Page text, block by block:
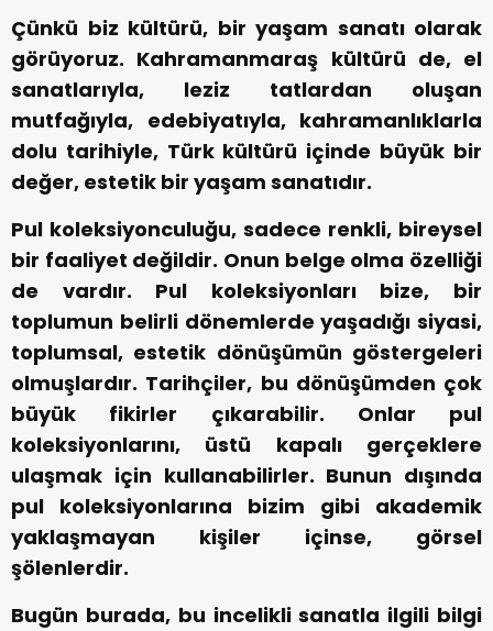
Çünkü biz kültürü, bir yaşam sanatı olarak
görüyoruz. Kahramanmaraş kültürü de, el
sanatlarıyla, leziz tatlardan oluşan
mutfağıyla, edebiyatıyla, kahramanlıklarla
dolu tarihiyle, Türk kültürü içinde büyük bir
değer, estetik bir yaşam sanatıdır.
Pul koleksiyonculuğu, sadece renkli, bireysel
bir faaliyet değildir. Onun belge olma özelliği
de vardır. Pul koleksiyonları bize, bir
toplumun belirli dönemlerde yaşadığı siyasi,
toplumsal, estetik dönüşümün göstergeleri
olmuşlardır. Tarihçiler, bu dönüşümden çok
büyük fikirler çıkarabilir. Onlar pul
koleksiyonlarını, üstü kapalı gerçeklere
ulaşmak için kullanabilirler. Bunun dışında
pul koleksiyonlarına bizim gibi akademik
yaklaşmayan kişiler içinse, görsel
şölenlerdir.
Bugün burada, bu incelikli sanatla ilgili bilgi